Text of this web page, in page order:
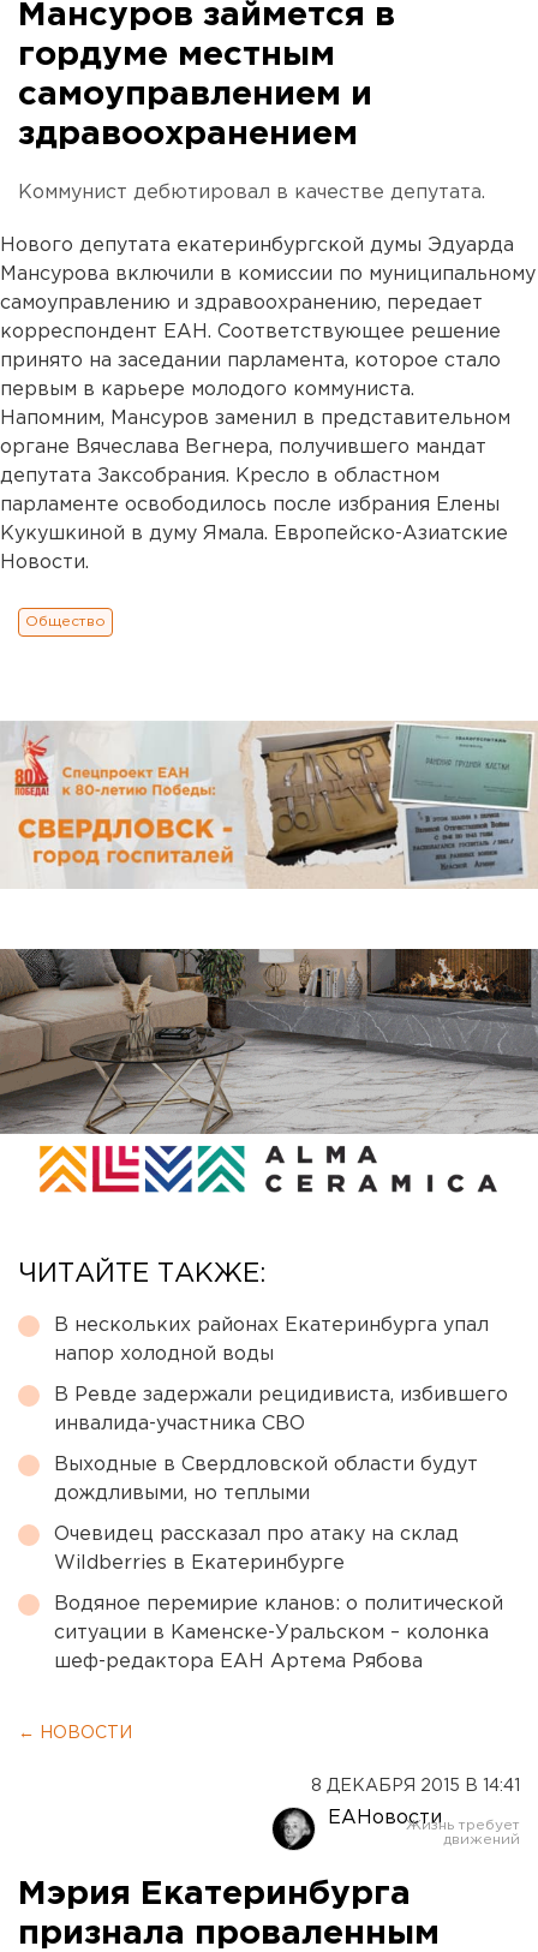
Мансуров займется в
гордуме местным
самоуправлением и
здравоохранением
Коммунист дебютировал в качестве депутата.
Нового депутата екатеринбургской думы Эдуарда
Мансурова включили в комиссии по муниципальному
самоуправлению и здравоохранению, передает
корреспондент ЕАН. Соответствующее решение
принято на заседании парламента, которое стало
первым в карьере молодого коммуниста.
Напомним, Мансуров заменил в представительном
органе Вячеслава Вегнера, получившего мандат
депутата Заксобрания. Кресло в областном
парламенте освободилось после избрания Елены
Кукушкиной в думу Ямала. Европейско-Азиатские
Новости.
Общество
ЧИТАЙТЕ ТАКЖЕ:
В нескольких районах Екатеринбурга упал
напор холодной воды
В Ревде задержали рецидивиста, избившего
инвалида-участника СВО
Выходные в Свердловской области будут
дождливыми, но теплыми
Очевидец рассказал про атаку на склад
Wildberries в Екатеринбурге
Водяное перемирие кланов: о политической
ситуации в Каменске-Уральском – колонка
шеф-редактора ЕАН Артема Рябова
← НОВОСТИ
8 ДЕКАБРЯ 2015 В 14:41
ЕАНовости
Мэрия Екатеринбурга
признала проваленным